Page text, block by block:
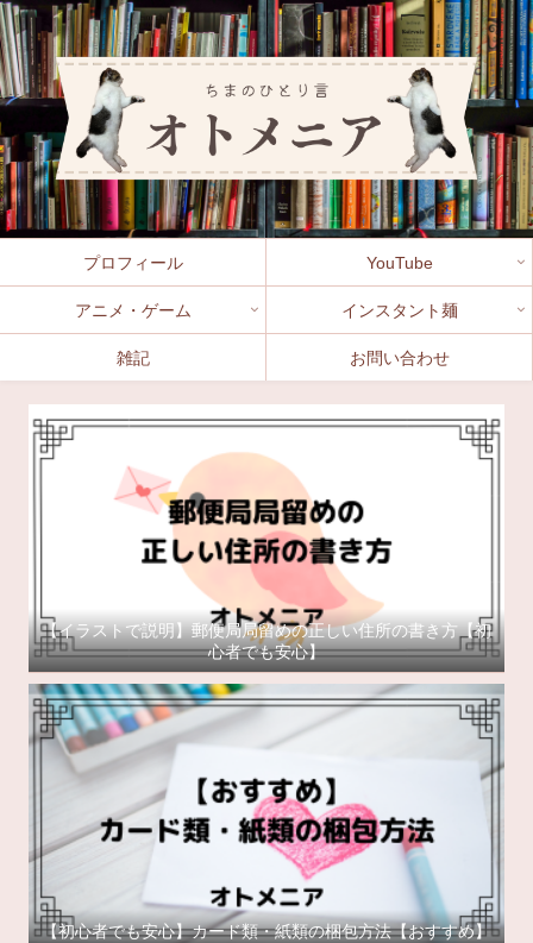
プロフィール YouTube
アニメ・ゲーム インスタント麺
雑記 お問い合わせ
【イラストで説明】郵便局局留めの正しい住所の書き方【初
心者でも安心】
【初心者でも安心】カード類・紙類の梱包方法【おすすめ】